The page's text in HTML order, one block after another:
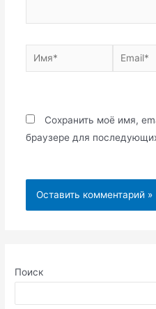
Поиск
Имя* Email*
Сохранить моё имя,
браузере для